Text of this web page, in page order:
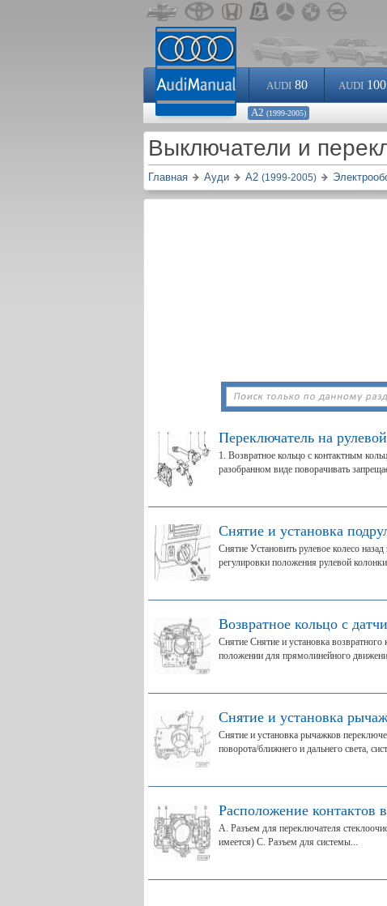
AUDI80 AUDI100
А2 (1999-2005)
Выключатели и
Главная Ауди А2 (1999-2005)
Переключатель на
1. Возвратное кольцо с контактным
разобранном виде поворачивать
Снятие и установка
Снятие Установить рулевое колесо
регулировки положения рулевой
Возвратное кольцо с
Снятие Снятие и установка
положении для прямолинейного
Снятие и установка
Снятие и установка рычажков
поворота/ближнего и дальнего света,
Расположение контактов
A. Разъем для переключателя
имеется) C. Разъем для системы...